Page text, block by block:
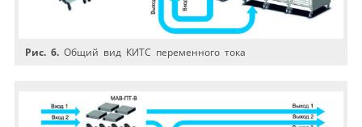
Рис. 6. Общий вид КИТС переменного тока